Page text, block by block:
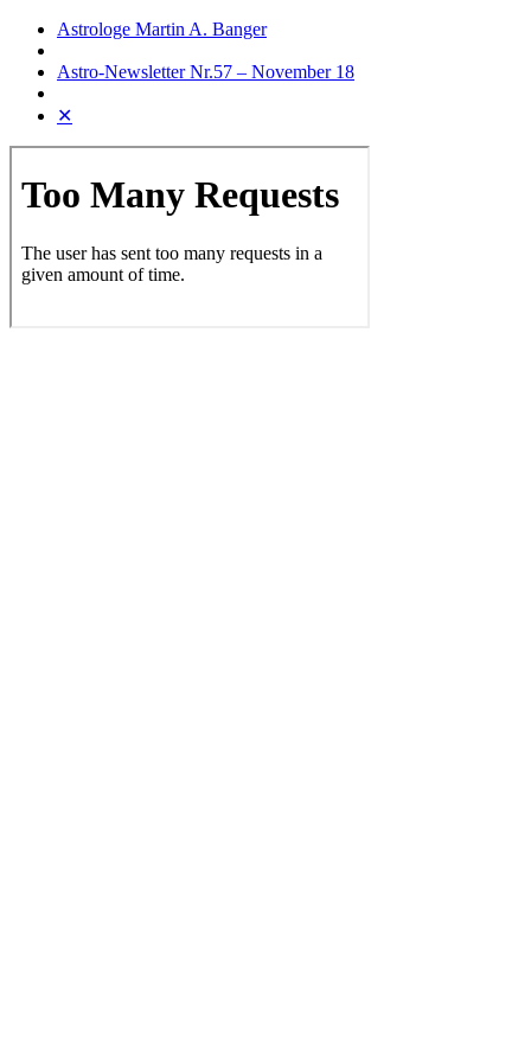
Astrologe Martin A. Banger
Astro-Newsletter Nr.57 – November 18
✕